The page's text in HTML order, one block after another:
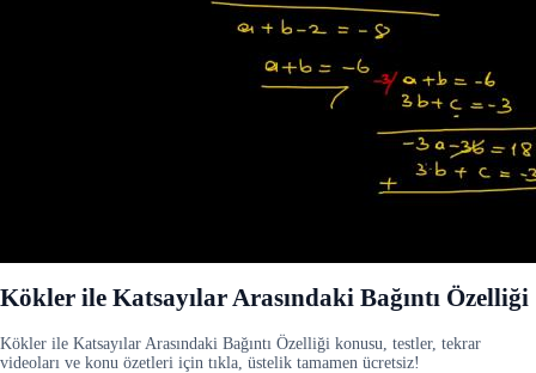
Kökler ile Katsayılar Arasındaki Bağıntı Özelliği
Kökler ile Katsayılar Arasındaki Bağıntı Özelliği konusu, testler, tekrar
videoları ve konu özetleri için tıkla, üstelik tamamen ücretsiz!